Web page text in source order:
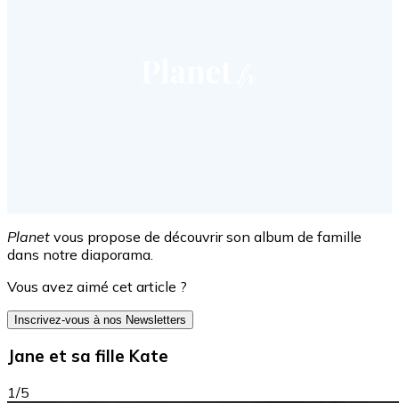
Planet vous propose de découvrir son album de famille
dans notre diaporama.
Vous avez aimé cet article ?
Inscrivez-vous à nos Newsletters
Jane et sa fille Kate
1/5